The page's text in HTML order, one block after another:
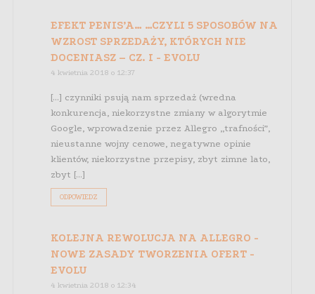
EFEKT PENIS’A… …CZYLI 5 SPOSOBÓW NA
WZROST SPRZEDAŻY, KTÓRYCH NIE
DOCENIASZ – CZ. I - EVOLU
4 kwietnia 2018 o 12:37
[…] czynniki psują nam sprzedaż (wredna
konkurencja, niekorzystne zmiany w algorytmie
Google, wprowadzenie przez Allegro „trafności”,
nieustanne wojny cenowe, negatywne opinie
klientów, niekorzystne przepisy, zbyt zimne lato,
zbyt […]
ODPOWIEDZ
KOLEJNA REWOLUCJA NA ALLEGRO -
NOWE ZASADY TWORZENIA OFERT -
EVOLU
4 kwietnia 2018 o 12:34